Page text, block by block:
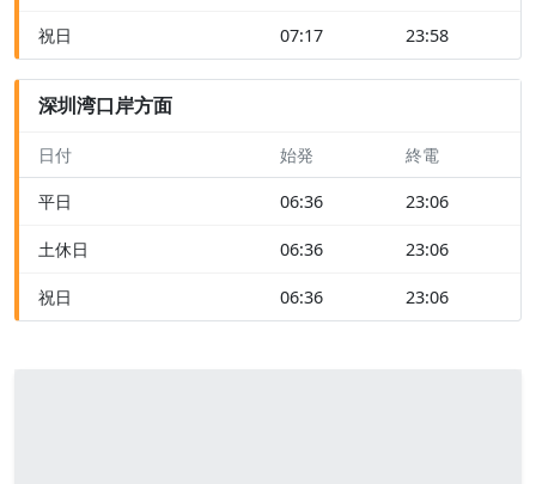
祝日 07:17 23:58
深圳湾口岸方面
日付 始発 終電
平日 06:36 23:06
土休日 06:36 23:06
祝日 06:36 23:06